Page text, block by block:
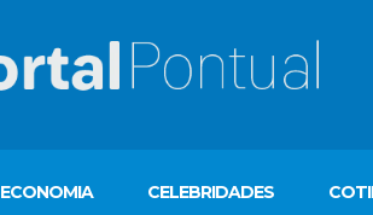
ECONOMIA CELEBRIDADES